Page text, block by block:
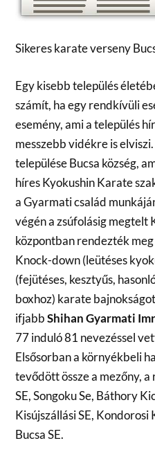
Sikeres karate verseny
Egy kisebb település
számít, ha egy rendkívüli
esemény, ami a település
messzebb vidékre is
települése Bucsa község,
híres Kyokushin Karate
a Gyarmati család
végén a zsúfolásig megtelt
központban rendezték
Knock-down (leütéses
(fejütéses, kesztyűs,
boxhoz) karate
ifjabbShihan Gyarmati
77 induló 81 nevezéssel
Elsősorban a környékbeli
tevődött össze a mezőny,
SE, Songoku Se, Báthory
Kisújszállási SE, Kondorosi
Bucsa SE.